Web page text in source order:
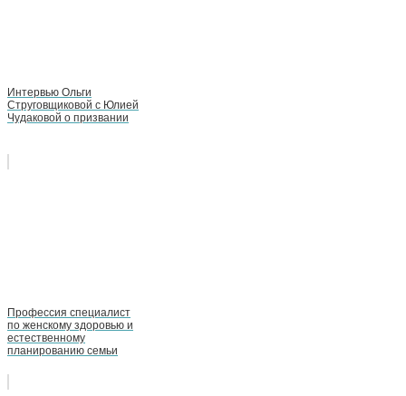
Интервью Ольги
Струговщиковой с Юлией
Чудаковой о призвании
Профессия специалист
по женскому здоровью и
естественному
планированию семьи